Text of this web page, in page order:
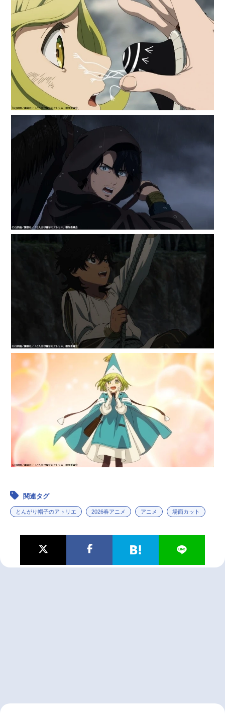
関連タグ
とんがり帽子のアトリエ 2026春アニメ アニメ 場面カット